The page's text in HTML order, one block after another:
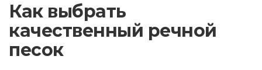
Как выбрать
качественный речной
песок